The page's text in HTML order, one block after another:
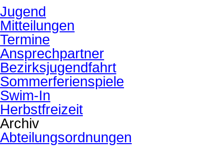
Jugend
Mitteilungen
Termine
Ansprechpartner
Bezirksjugendfahrt
Sommerferienspiele
Swim-In
Herbstfreizeit
Archiv
Abteilungsordnungen